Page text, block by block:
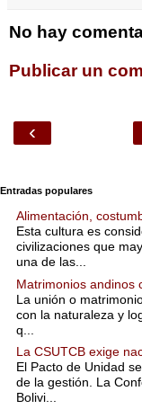
No hay
Publicar un
‹
Entradas populares
Alimentación,
Esta cultura es
civilizaciones que
una de las...
Matrimonios andinos
La unión o
con la naturaleza y
q...
La CSUTCB exige
El Pacto de Unidad
de la gestión. La
Bolivi...